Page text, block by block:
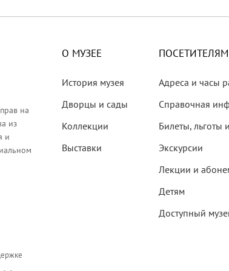
XIX века
К 150-летию со дня рождения
на
из
и
О МУЗЕЕ
История музея
Дворцы и сады
Коллекции
Выставки
ПОСЕТИТЕЛЯМ
Адреса и часы
Справочная
Билеты, льготы
Экскурсии
Лекции и
Детям
Доступный